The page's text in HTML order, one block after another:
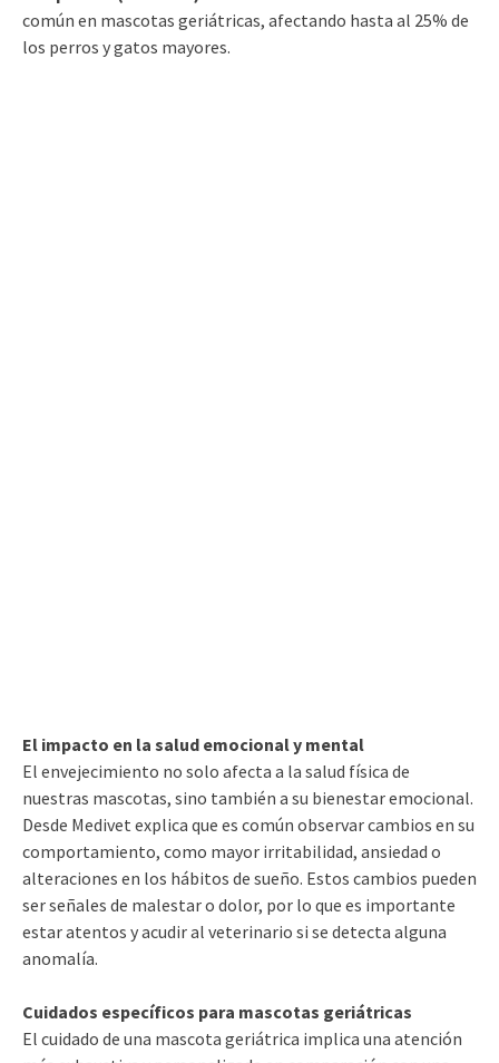
común en mascotas geriátricas, afectando hasta al 25% de
los perros y gatos mayores.
El impacto en la salud emocional y mental
El envejecimiento no solo afecta a la salud física de
nuestras mascotas, sino también a su bienestar emocional.
Desde Medivet explica que es común observar cambios en su
comportamiento, como mayor irritabilidad, ansiedad o
alteraciones en los hábitos de sueño. Estos cambios pueden
ser señales de malestar o dolor, por lo que es importante
estar atentos y acudir al veterinario si se detecta alguna
anomalía.
Cuidados específicos para mascotas geriátricas
El cuidado de una mascota geriátrica implica una atención